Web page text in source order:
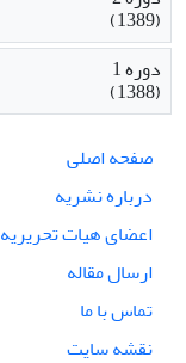
(1389)
دوره 1
(1388)
صفحه اصلی
درباره نشریه
اعضای هیات تحریریه
ارسال مقاله
تماس با ما
نقشه سایت